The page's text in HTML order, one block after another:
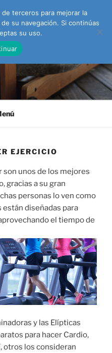
EJERCICIO
son unos de los mejores
gracias a su gran
personas lo ven como
diseñadas para
el tiempo de
y las Elípticas
para hacer Cardio,
otros los consideran
terceros para mejorar la
su navegación. Si continúas
su uso.